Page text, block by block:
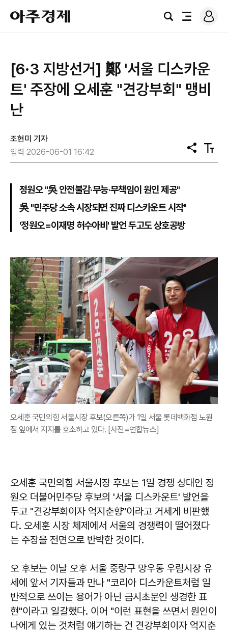
아
주
경
검
전
로
그
[6·3 지방선거] 鄭 '서울 디스카운
트' 주장에 오세훈 "견강부회" 맹비
난
조현미 기자
입력 2026-06-01 16:42
공
유
텍
스
정원오 "吳 안전불감·무능·무책임이 원인 제공"
吳 "민주당 소속 시장되면 진짜 디스카운트 시작"
'정원오=이재명 허수아비' 발언 두고도 상호공방
오세훈 국민의힘 서울시장 후보(오른쪽)가 1일 서울 롯데백화점 노원
점 앞에서 지지를 호소하고 있다. [사진=연합뉴스]
오세훈 국민의힘 서울시장 후보는 1일 경쟁 상대인 정
원오 더불어민주당 후보의 '서울 디스카운트' 발언을
두고 "견강부회이자 억지춘향"이라고 거세게 비판했
다. 오세훈 시장 체제에서 서울의 경쟁력이 떨어졌다
는 주장을 전면으로 반박한 것이다.
오 후보는 이날 오후 서울 중랑구 망우동 우림시장 유
세에 앞서 기자들과 만나 "코리아 디스카운트처럼 일
반적으로 쓰이는 용어가 아닌 금시초문인 생경한 표
현"이라고 일갈했다. 이어 "이런 표현을 쓰면서 원인이
나에게 있는 것처럼 얘기하는 건 견강부회이자 억지춘